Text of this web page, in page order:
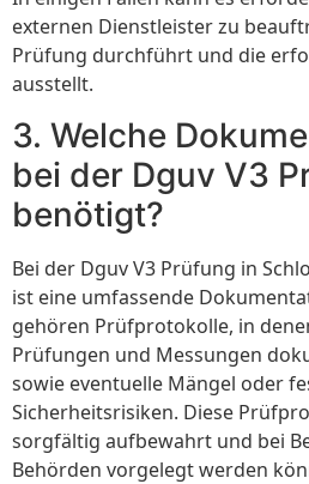
externen Dienstleister zu
Prüfung durchführt und die
ausstellt.
3. Welche
bei der Dguv V3
benötigt?
Bei der Dguv V3 Prüfung in
ist eine umfassende
gehören Prüfprotokolle, in
Prüfungen und Messungen
sowie eventuelle Mängel oder
Sicherheitsrisiken. Diese
sorgfältig aufbewahrt und bei
Behörden vorgelegt werden